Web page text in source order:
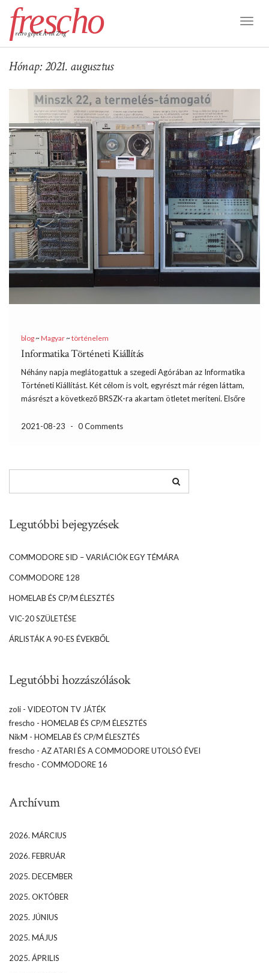
frescho
retro gépek A-tól Z-ig
Hónap:2021. augusztus
blog~Magyar~történelem
Informatika Történeti Kiállítás
Néhány napja meglátogattuk a szegedi Agórában az Informatika
Történeti Kiállítást. Két célom is volt, egyrészt már régen láttam,
másrészt a következő BRSZK-ra akartam ötletet meríteni. Elsőre
augusztusban elég rövid a nyitvatartási idő és sikerült pont
2021-08-23 - 0 Comments
Legutóbbi bejegyzések
COMMODORE SID – VARIÁCIÓK EGY TÉMÁRA
COMMODORE 128
HOMELAB ÉS CP/M ÉLESZTÉS
VIC-20 SZÜLETÉSE
ÁRLISTÁK A 90-ES ÉVEKBŐL
Legutóbbi hozzászólások
zoli - VIDEOTON TV JÁTÉK
frescho - HOMELAB ÉS CP/M ÉLESZTÉS
NikM - HOMELAB ÉS CP/M ÉLESZTÉS
frescho - AZ ATARI ÉS A COMMODORE UTOLSÓ ÉVEI
frescho - COMMODORE 16
Archívum
2026. MÁRCIUS
2026. FEBRUÁR
2025. DECEMBER
2025. OKTÓBER
2025. JÚNIUS
2025. MÁJUS
2025. ÁPRILIS